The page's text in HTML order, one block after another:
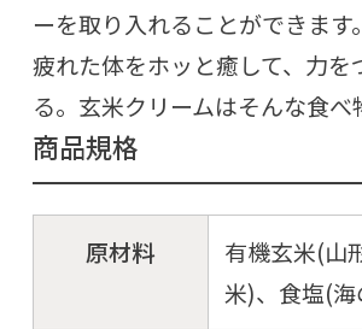
ーを取り入れることができます。
疲れた体をホッと癒して、力を
る。玄米クリームはそんな食べ
商品規格
原材料
有機玄米(山
米)、食塩(海